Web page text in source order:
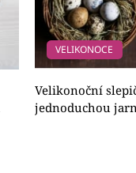
VELIKONOCE
Velikonoční
jednoduchou